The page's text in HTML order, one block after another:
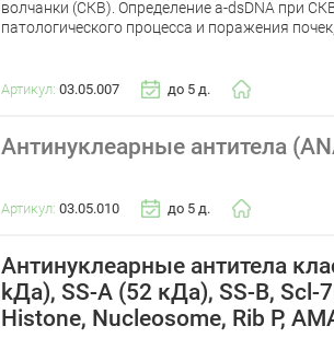
волчанки (СКВ). Определение a-dsDNA при
патологического процесса и поражения
Артикул: 03.05.007 до 5 д.
Антинуклеарные антитела
Артикул: 03.05.010 до 5 д.
Антинуклеарные антитела
kДа), SS-A (52 кДа), SS-B, Scl-
Histone, Nucleosome, Rib P,